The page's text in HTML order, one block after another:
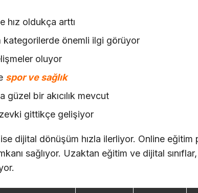
hız oldukça arttı
kategorilerde önemli ilgi görüyor
oluyor
spor ve sağlık
güzel bir akıcılık mevcut
gittikçe gelişiyor
dijital dönüşüm hızla ilerliyor. Online eğitim
sağlıyor. Uzaktan eğitim ve dijital